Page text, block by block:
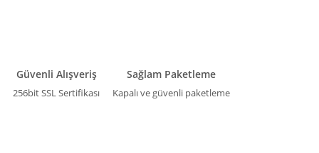
Güvenli Alışveriş
256bit SSL Sertifikası
Sağlam Paketleme
Kapalı ve güvenli paketleme